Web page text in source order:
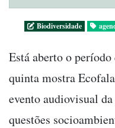
Biodiversidade
Está aberto o
quinta mostra
evento audiovisual
questões